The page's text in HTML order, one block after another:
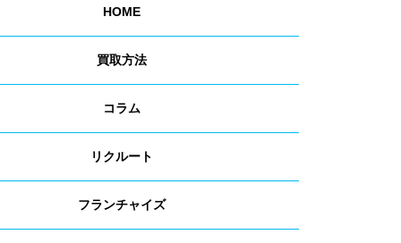
HOME
買取方法
コラム
リクルート
フランチャイズ